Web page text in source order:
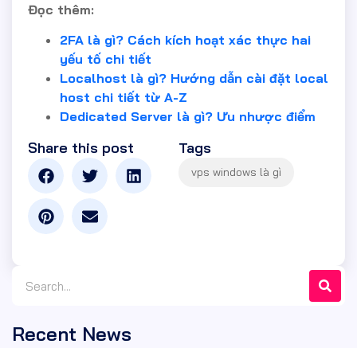
Đọc thêm:
2FA là gì? Cách kích hoạt xác thực hai
yếu tố chi tiết
Localhost là gì? Hướng dẫn cài đặt local
host chi tiết từ A-Z
Dedicated Server là gì? Ưu nhược điểm
Share this post Tags
Recent News